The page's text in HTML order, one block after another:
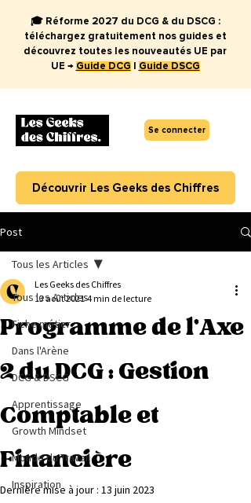
Se connecter
🎓 Réforme 2027 du DCG & du DSCG :
téléchargez gratuitement nos guides et
découvrez toutes les nouveautés UE par
UE → Guide DCG Guide DSCG
Découvrir Les Geeks des Chiffres
Post
Tous les Articles
Fiche métier
Dans l'Arène
DCG & DSCG
Apprentissage
Growth Mindset
Monde du Travail
Inspiration
Tous les Articles
Programme de l'Axe
2 du DCG : Gestion
Comptable et
Financière
Les Geeks des Chiffres
13 août 2021 4 min de lecture
Dernière mise à jour : 13 juin 2023